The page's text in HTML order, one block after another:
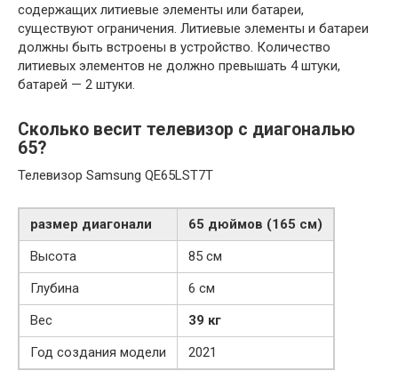
содержащих литиевые элементы или батареи,
существуют ограничения. Литиевые элементы и батареи
должны быть встроены в устройство. Количество
литиевых элементов не должно превышать 4 штуки,
батарей — 2 штуки.
Сколько весит телевизор с диагональю
65?
Телевизор Samsung QE65LST7T
размер диагонали
65 дюймов (165 см)
Высота
85 см
Глубина
6 см
Вес
39 кг
Год создания модели
2021